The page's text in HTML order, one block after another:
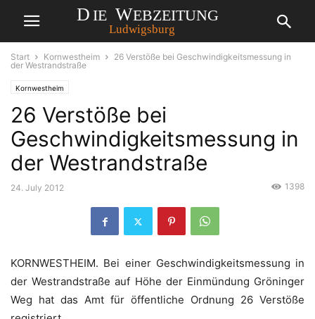
Start Kornwestheim
26 Verstöße bei Geschwindigkeitsmessung in
der Westrandstraße
Kornwestheim
26 Verstöße bei
Geschwindigkeitsmessung in
der Westrandstraße
24. July 2012 1398
KORNWESTHEIM. Bei einer Geschwindigkeitsmessung in
der Westrandstraße auf Höhe der Einmündung Gröninger
Weg hat das Amt für öffentliche Ordnung 26 Verstöße